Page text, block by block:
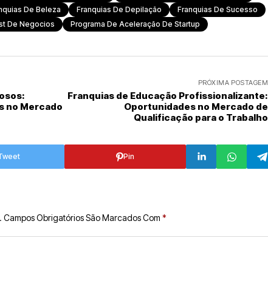
De Beleza Franquias De Depilação
Franquias De Sucesso
De Negocios Programa De Aceleração De Startup
no Mercado
PRÓXIMA POSTAGEM
Franquias de Educação Profissionalizante:
Oportunidades no Mercado de
Qualificação para o Trabalho
Pin
Campos Obrigatórios São Marcados Com *